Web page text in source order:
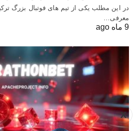
X
در این مطلب یکی از تیم های فوتبال بزرگ
معرفی…
9 ماه ago